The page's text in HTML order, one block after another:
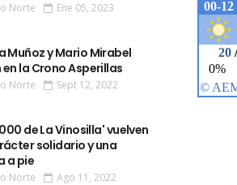
Norte Ene 05, 2023
Muñoz y Mario Mirabel
en la Crono Asperillas
Norte Sept 12, 2022
de La Vinosilla' vuelven
solidario y una
a pie
Norte Ago 11, 2022